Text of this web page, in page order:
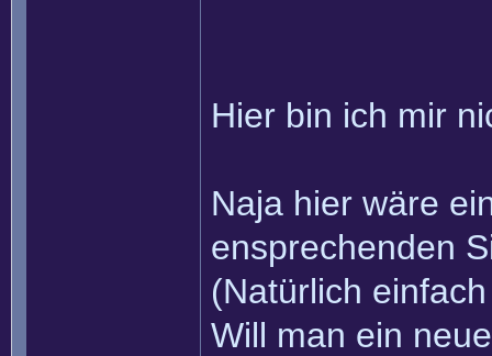
Hier bin ich mir
Naja hier wäre
ensprechenden
(Natürlich
Will man ein